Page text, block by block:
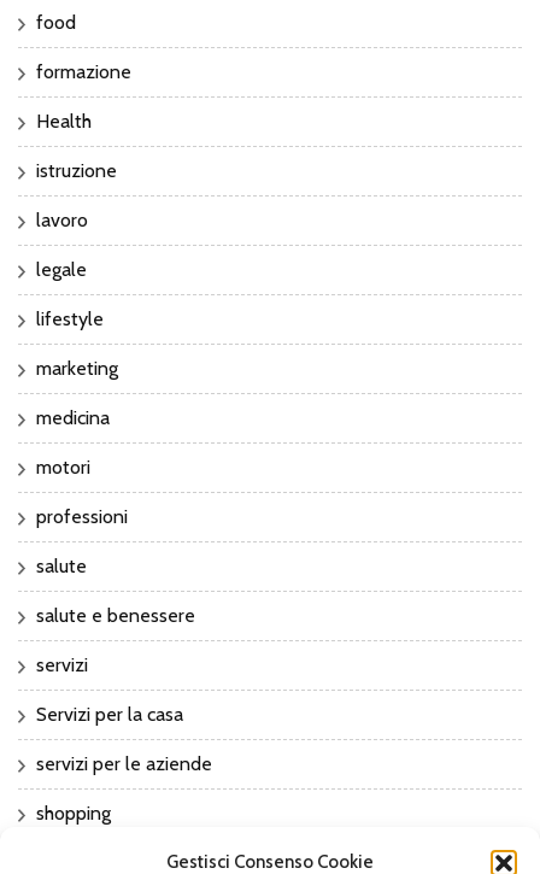
Gestisci Consenso Cookie
food
formazione
Health
istruzione
lavoro
legale
lifestyle
marketing
medicina
motori
professioni
salute
salute e benessere
servizi
Servizi per la casa
servizi per le aziende
shopping